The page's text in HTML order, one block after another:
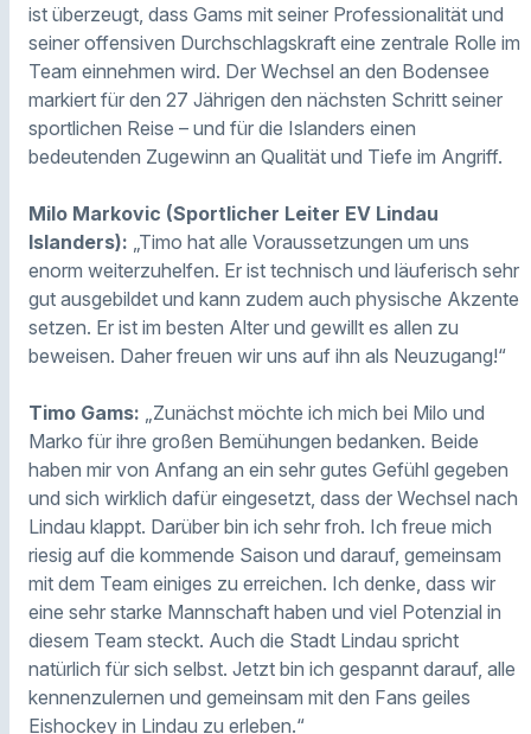
ist überzeugt, dass Gams mit seiner Professionalität und
seiner offensiven Durchschlagskraft eine zentrale Rolle im
Team einnehmen wird. Der Wechsel an den Bodensee
markiert für den 27 Jährigen den nächsten Schritt seiner
sportlichen Reise – und für die Islanders einen
bedeutenden Zugewinn an Qualität und Tiefe im Angriff.
Milo Markovic (Sportlicher Leiter EV Lindau
Islanders): „Timo hat alle Voraussetzungen um uns
enorm weiterzuhelfen. Er ist technisch und läuferisch sehr
gut ausgebildet und kann zudem auch physische Akzente
setzen. Er ist im besten Alter und gewillt es allen zu
beweisen. Daher freuen wir uns auf ihn als Neuzugang!“
Timo Gams: „Zunächst möchte ich mich bei Milo und
Marko für ihre großen Bemühungen bedanken. Beide
haben mir von Anfang an ein sehr gutes Gefühl gegeben
und sich wirklich dafür eingesetzt, dass der Wechsel nach
Lindau klappt. Darüber bin ich sehr froh. Ich freue mich
riesig auf die kommende Saison und darauf, gemeinsam
mit dem Team einiges zu erreichen. Ich denke, dass wir
eine sehr starke Mannschaft haben und viel Potenzial in
diesem Team steckt. Auch die Stadt Lindau spricht
natürlich für sich selbst. Jetzt bin ich gespannt darauf, alle
kennenzulernen und gemeinsam mit den Fans geiles
Eishockey in Lindau zu erleben.“